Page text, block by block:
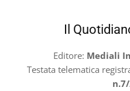
Il
Editore: Mediali
Testata telematica